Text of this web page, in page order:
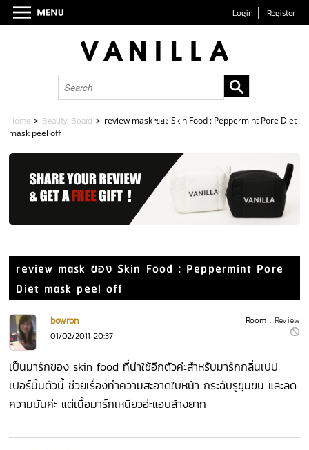
Login Register
Home > Beauty Board > review mask ของ Skin Food : Peppermint Pore Diet
mask peel off
review mask ของ Skin Food : Peppermint Pore
Diet mask peel off
Room : Review
bowron
01/02/2011 20:37
เป็นมาร์กของ skin food ที่น่าใช้อีกตัวค่ะสำหรับมาร์กกลิ่นเปป
เปอร์มิ้นตัวนี้ ช่วยเรื่องทำความสะอาดใบหน้า กระฉับรูขุมขน และลด
ความมันค่ะ แต่เนื้อมาร์กเหนียวอ่ะแอบล้างยาก